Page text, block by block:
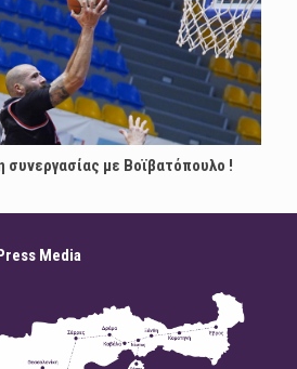
με Boϊβατόπουλο !
Media